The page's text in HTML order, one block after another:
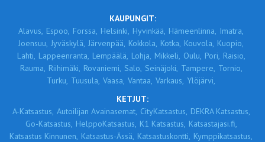
KAUPUNGIT:
Alavus, Espoo, Forssa, Helsinki, Hyvinkää, Hämeenlinna, Imatra,
Joensuu, Jyväskylä, Järvenpää, Kokkola, Kotka, Kouvola, Kuopio,
Lahti, Lappeenranta, Lempäälä, Lohja, Mikkeli, Oulu, Pori, Raisio,
Rauma, Riihimäki, Rovaniemi, Salo, Seinäjoki, Tampere, Tornio,
Turku, Tuusula, Vaasa, Vantaa, Varkaus, Ylöjärvi,
KETJUT:
A-Katsastus, Autoilijan Avainasemat, CityKatsastus, DEKRA Katsastus,
Go-Katsastus, HelppoKatsastus, K1 Katsastus, Katsastajasi.fi,
Katsastus Kinnunen, Katsastus-Ässä, Katsastuskontti, Kymppikatsastus,